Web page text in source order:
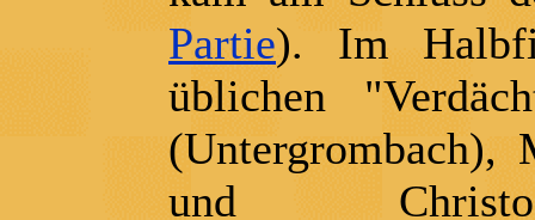
Partie). Im
üblichen
(Untergrombach),
und